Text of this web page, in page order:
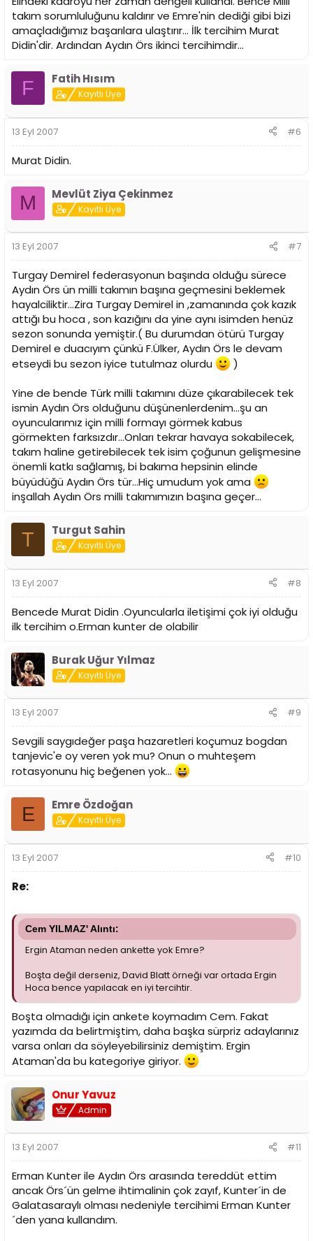
takım sorumluluğunu kaldırır ve Emre'nin dediği gibi bizi
amaçladığımız başarılara ulaştırır... İlk tercihim Murat
Didin'dir. Ardından Aydın Örs ikinci tercihimdir...
F Fatih Hısım
Kayıtlı Üye
13 Eyl 2007 #6
Murat Didin.
M Mevlüt Ziya Çekinmez
Kayıtlı Üye
13 Eyl 2007 #7
Turgay Demirel federasyonun başında olduğu sürece
Aydın Örs ün milli takımın başına geçmesini beklemek
hayalciliktir...Zira Turgay Demirel in ,zamanında çok kazık
attığı bu hoca , son kazığını da yine aynı isimden henüz
sezon sonunda yemiştir.( Bu durumdan ötürü Turgay
Demirel e duacıyım çünkü F.Ülker, Aydın Örs le devam
etseydi bu sezon iyice tutulmaz olurdu
)
Yine de bende Türk milli takımını düze çıkarabilecek tek
ismin Aydın Örs olduğunu düşünenlerdenim...şu an
oyuncularımız için milli formayı görmek kabus
görmekten farksızdır...Onları tekrar havaya sokabilecek,
takım haline getirebilecek tek isim çoğunun gelişmesine
önemli katkı sağlamış, bi bakıma hepsinin elinde
büyüdüğü Aydın Örs tür...Hiç umudum yok ama
inşallah Aydın Örs milli takımımızın başına geçer...
T Turgut Sahin
Kayıtlı Üye
13 Eyl 2007 #8
Bencede Murat Didin .Oyuncularla iletişimi çok iyi olduğu
ilk tercihim o.Erman kunter de olabilir
Burak Uğur Yılmaz
Kayıtlı Üye
13 Eyl 2007 #9
Sevgili saygıdeğer paşa hazaretleri koçumuz bogdan
tanjevic'e oy veren yok mu? Onun o muhteşem
rotasyonunu hiç beğenen yok...
E Emre Özdoğan
Kayıtlı Üye
13 Eyl 2007 #10
Re:
Cem YILMAZ' Alıntı:
Ergin Ataman neden ankette yok Emre?
Boşta değil derseniz, David Blatt örneği var ortada Ergin
Hoca bence yapılacak en iyi tercihtir.
Boşta olmadığı için ankete koymadım Cem. Fakat
yazımda da belirtmiştim, daha başka sürpriz adaylarınız
varsa onları da söyleyebilirsiniz demiştim. Ergin
Ataman'da bu kategoriye giriyor.
Onur Yavuz
Admin
13 Eyl 2007 #11
Erman Kunter ile Aydın Örs arasında tereddüt ettim
ancak Örs´ün gelme ihtimalinin çok zayıf, Kunter´in de
Galatasaraylı olması nedeniyle tercihimi Erman Kunter
´den yana kullandım.